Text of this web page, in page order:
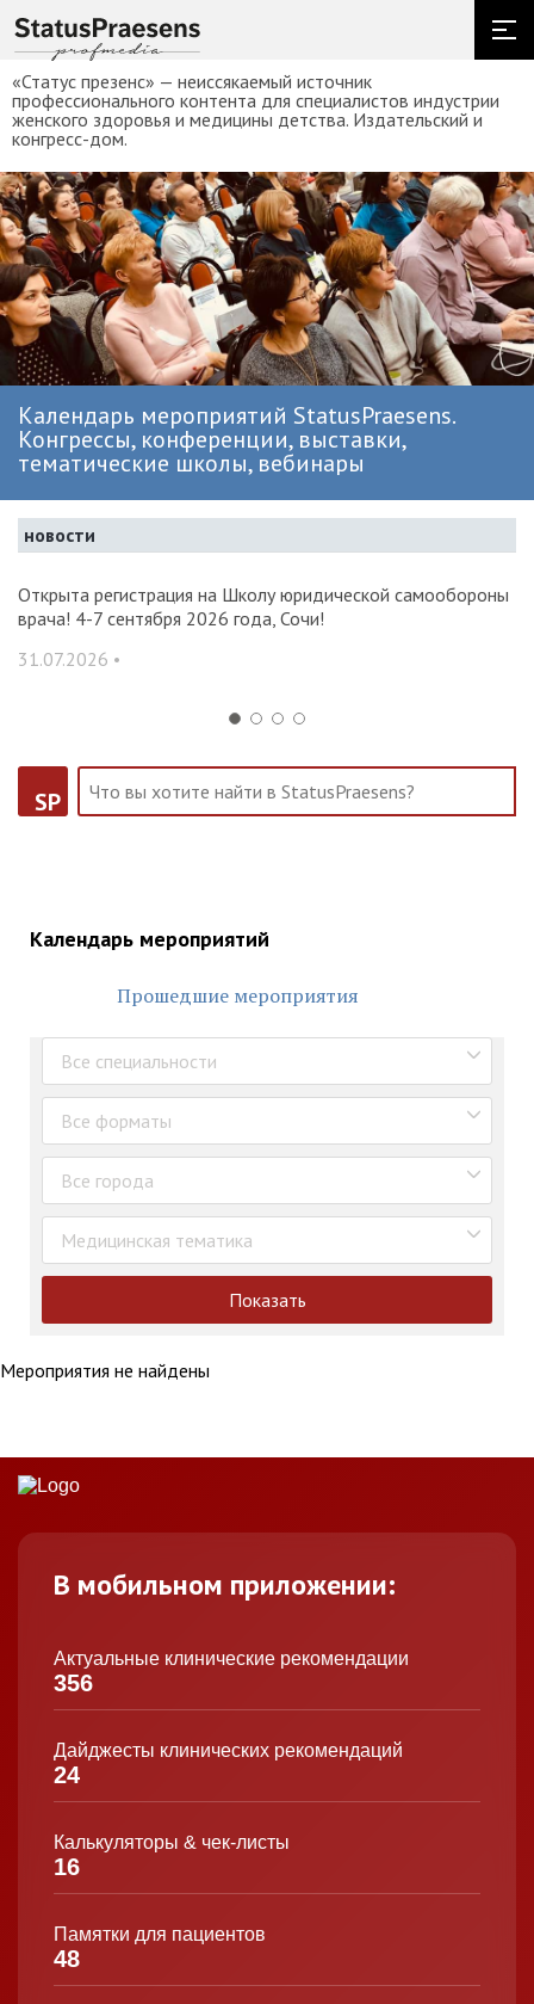
«Статус презенс» — неиссякаемый источник
профессионального контента для специалистов индустрии
женского здоровья и медицины детства. Издательский и
конгресс-дом.
Календарь мероприятий StatusPraesens.
Конгрессы, конференции, выставки,
тематические школы, вебинары
новости
Открыта регистрация на Школу юридической самообороны
врача! 4-7 сентября 2026 года, Сочи!
31.07.2026 •
SP
Календарь мероприятий
Прошедшие мероприятия
Все специальности
Все форматы
Все города
Медицинская тематика
Показать
Мероприятия не найдены
В мобильном приложении:
Актуальные клинические рекомендации
356
Дайджесты клинических рекомендаций
24
Калькуляторы & чек-листы
16
Памятки для пациентов
48